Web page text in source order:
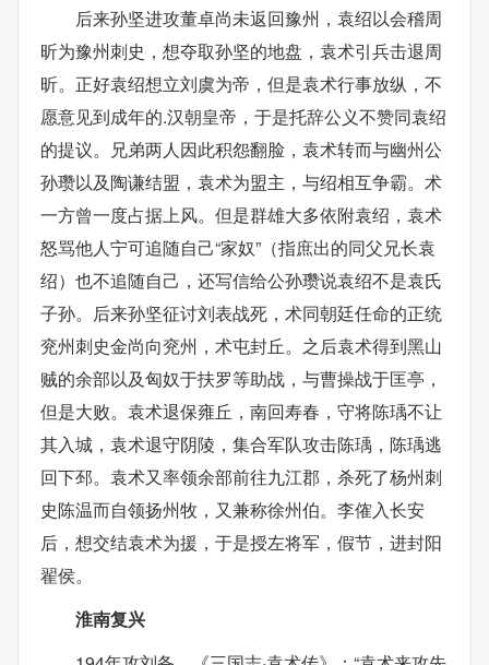
后来孙坚进攻董卓尚未返回豫州，袁绍以会稽周
昕为豫州刺史，想夺取孙坚的地盘，袁术引兵击退周
昕。正好袁绍想立刘虞为帝，但是袁术行事放纵，不
愿意见到成年的.汉朝皇帝，于是托辞公义不赞同袁绍
的提议。兄弟两人因此积怨翻脸，袁术转而与幽州公
孙瓒以及陶谦结盟，袁术为盟主，与绍相互争霸。术
一方曾一度占据上风。但是群雄大多依附袁绍，袁术
怒骂他人宁可追随自己“家奴”（指庶出的同父兄长袁
绍）也不追随自己，还写信给公孙瓒说袁绍不是袁氏
子孙。后来孙坚征讨刘表战死，术同朝廷任命的正统
兖州刺史金尚向兖州，术屯封丘。之后袁术得到黑山
贼的余部以及匈奴于扶罗等助战，与曹操战于匡亭，
但是大败。袁术退保雍丘，南回寿春，守将陈瑀不让
其入城，袁术退守阴陵，集合军队攻击陈瑀，陈瑀逃
回下邳。袁术又率领余部前往九江郡，杀死了杨州刺
史陈温而自领扬州牧，又兼称徐州伯。李傕入长安
后，想交结袁术为援，于是授左将军，假节，进封阳
翟侯。
淮南复兴